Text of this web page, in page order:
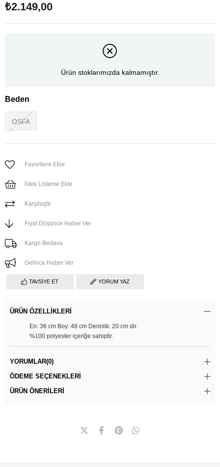
₺2.149,00
Ürün stoklarımızda kalmamıştır.
Beden
OSFA
Favorilere Ekle
İstek Listeme Ekle
Karşılaştır
Fiyat Düşünce Haber Ver
Kargo Bedava
Gelince Haber Ver
TAVSIYE ET YORUM YAZ
ÜRÜN ÖZELLIKLERI
En: 36 cm Boy: 48 cm Derinlik: 20 cm dir.
%100 polyester içeriğe sahiptir.
YORUMLAR(0)
ÖDEME SEÇENEKLERI
ÜRÜN ÖNERILERI